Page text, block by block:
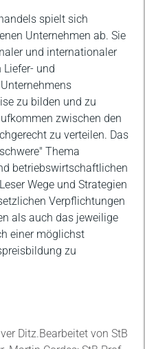
spielt sich
Unternehmen ab. Sie
und internationaler
und
zu bilden und zu
zwischen den
zu verteilen. Das
Thema
betriebswirtschaftlichen
Wege und Strategien
Verpflichtungen
als auch das jeweilige
einer möglichst
zu
Ditz.Bearbeitet von StB